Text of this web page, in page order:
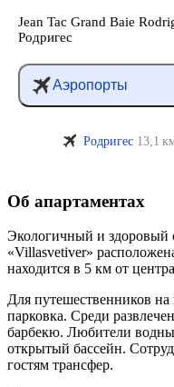
Jean Tac Grand Baie
Родригес
Аэропорты
Родригес 13,1
Об апартаментах
Экологичный и здоровый
«Villasvetiver»
находится в 5 км от
Для путешественников
парковка. Среди
барбекю. Любители
открытый бассейн.
гостям трансфер.